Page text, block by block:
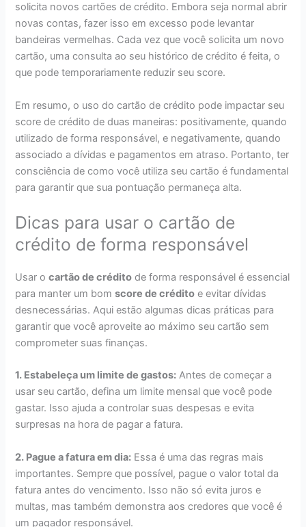
solicita novos cartões de crédito. Embora seja normal abrir
novas contas, fazer isso em excesso pode levantar
bandeiras vermelhas. Cada vez que você solicita um novo
cartão, uma consulta ao seu histórico de crédito é feita, o
que pode temporariamente reduzir seu score.
Em resumo, o uso do cartão de crédito pode impactar seu
score de crédito de duas maneiras: positivamente, quando
utilizado de forma responsável, e negativamente, quando
associado a dívidas e pagamentos em atraso. Portanto, ter
consciência de como você utiliza seu cartão é fundamental
para garantir que sua pontuação permaneça alta.
Dicas para usar o cartão de
crédito de forma responsável
Usar ocartão de crédito de forma responsável é essencial
para manter um bomscore de crédito e evitar dívidas
desnecessárias. Aqui estão algumas dicas práticas para
garantir que você aproveite ao máximo seu cartão sem
comprometer suas finanças.
1. Estabeleça um limite de gastos: Antes de começar a
usar seu cartão, defina um limite mensal que você pode
gastar. Isso ajuda a controlar suas despesas e evita
surpresas na hora de pagar a fatura.
2. Pague a fatura em dia: Essa é uma das regras mais
importantes. Sempre que possível, pague o valor total da
fatura antes do vencimento. Isso não só evita juros e
multas, mas também demonstra aos credores que você é
um pagador responsável.